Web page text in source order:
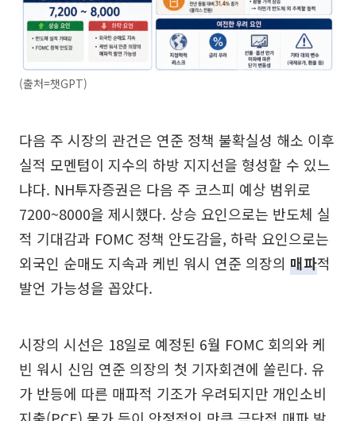
(출처=챗GPT)
다음 주 시장의 관건은 연준 정책 불확실성 해소 이후
실적 모멘텀이 지수의 하방 지지선을 형성할 수 있느
냐다. NH투자증권은 다음 주 코스피 예상 범위로
7200~8000을 제시했다. 상승 요인으로는 반도체 실
적 기대감과 FOMC 정책 안도감을, 하락 요인으로는
외국인 순매도 지속과 케빈 워시 연준 의장의 매파적
발언 가능성을 꼽았다.
시장의 시선은 18일로 예정된 6월 FOMC 회의와 케
빈 워시 신임 연준 의장의 첫 기자회견에 쏠린다. 유
가 반등에 따른 매파적 기조가 우려되지만 개인소비